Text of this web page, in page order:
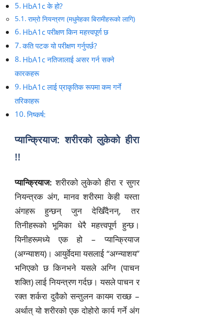
HbA1c के हो?
राम्रो नियन्त्रण (मधुमेहका बिरामीहरूको लागि)
HbA1c परीक्षण किन महत्त्वपूर्ण छ
कति पटक यो परीक्षण गर्नुपर्छ?
HbA1c नतिजालाई असर गर्न सक्ने
कारकहरू
HbA1c लाई प्राकृतिक रूपमा कम गर्ने
तरिकाहरू
निष्कर्ष:
प्यान्क्रियाज: शरीरको लुकेको हीरा
!!
प्यान्क्रियाज: शरीरको लुकेको हीरा र सुगर
नियन्त्रक अंग, मानव शरीरमा केही यस्ता
अंगहरू हुन्छन् जुन देखिँदैनन्, तर
तिनीहरूको भूमिका धेरै महत्त्वपूर्ण हुन्छ।
यिनीहरूमध्ये एक हो – प्यान्क्रियाज
(अग्न्याशय)। आयुर्वेदमा यसलाई “अग्न्याशय”
भनिएको छ किनभने यसले अग्नि (पाचन
शक्ति) लाई नियन्त्रण गर्दछ। यसले पाचन र
रक्त शर्करा दुवैको सन्तुलन कायम राख्छ –
अर्थात् यो शरीरको एक दोहोरो कार्य गर्ने अंग